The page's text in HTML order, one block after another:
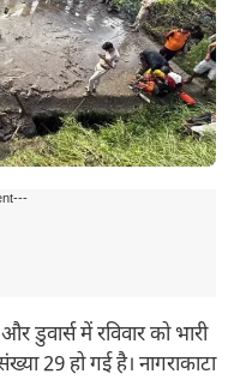
डुवार्स में रविवार को भारी
29 हो गई है। नागराकाटा